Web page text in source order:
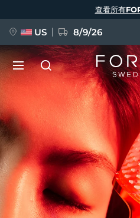
查看所有
US 8/9/26
新品
FAQ™ Pure Beauty-Tech
BREAKING NEWS
語言
English Deutsch
Français
Italiano
Polski
Svenska